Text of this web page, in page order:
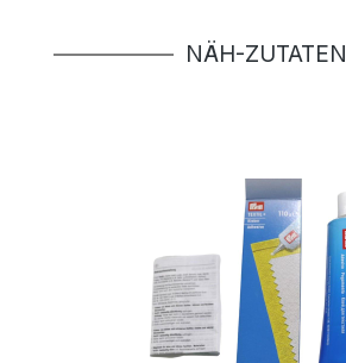
Produktgalerie überspringen
NÄH-ZUTATEN